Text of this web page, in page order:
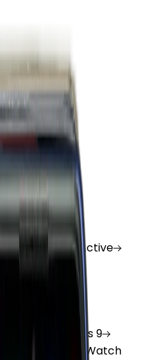
Watch 3 Active
5 Active
Series 9
Watch